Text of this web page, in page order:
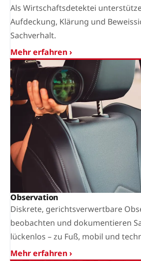
Als Wirtschaftsdetektei
Aufdeckung, Klärung und
Sachverhalt.
Mehr erfahren ›
Observation
Diskrete, gerichtsverwertbare
beobachten und dokumentieren
lückenlos – zu Fuß, mobil und
Mehr erfahren ›